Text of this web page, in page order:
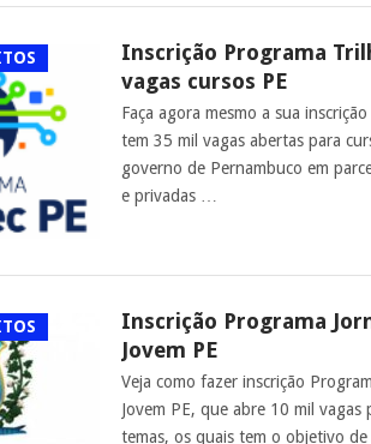
Inscrição Programa
vagas cursos PE
Faça agora mesmo a sua
tem 35 mil vagas abertas para
governo de Pernambuco em
e privadas …
Inscrição Programa
Jovem PE
Veja como fazer inscrição
Jovem PE, que abre 10 mil
temas, os quais tem o objetivo de